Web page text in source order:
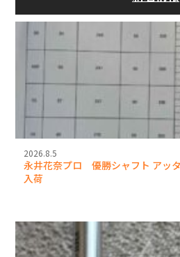
2026.8.5
永井花奈プロ 優勝シャフト アッ
入荷